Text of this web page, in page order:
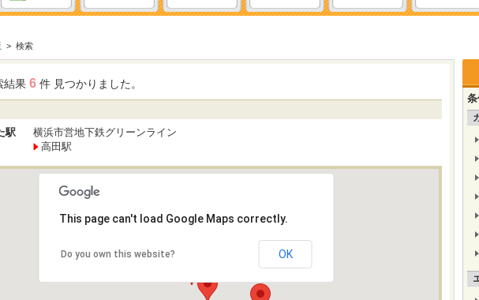
> 検索
結果 6 件 見つかりました。
駅
横浜市営地下鉄グリーンライン
高田駅
This page can't load Google Maps correctly.
Do you own this website? OK